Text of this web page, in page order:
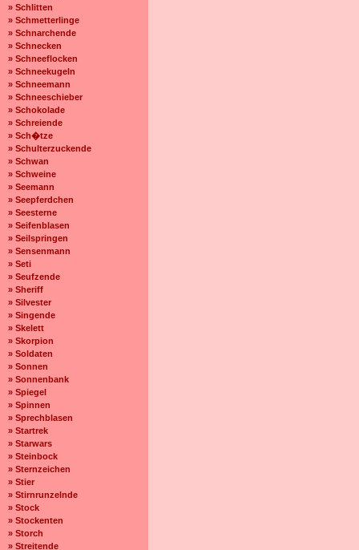
» Schlitten
» Schmetterlinge
» Schnarchende
» Schnecken
» Schneeflocken
» Schneekugeln
» Schneemann
» Schneeschieber
» Schokolade
» Schreiende
» Sch�tze
» Schulterzuckende
» Schwan
» Schweine
» Seemann
» Seepferdchen
» Seesterne
» Seifenblasen
» Seilspringen
» Sensenmann
» Seti
» Seufzende
» Sheriff
» Silvester
» Singende
» Skelett
» Skorpion
» Soldaten
» Sonnen
» Sonnenbank
» Spiegel
» Spinnen
» Sprechblasen
» Startrek
» Starwars
» Steinbock
» Sternzeichen
» Stier
» Stirnrunzelnde
» Stock
» Stockenten
» Storch
» Streitende